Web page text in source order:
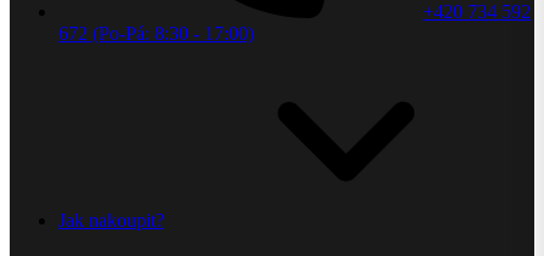
+420 734 592
672 (Po-Pá: 8:30 - 17:00)
Jak nakoupit?